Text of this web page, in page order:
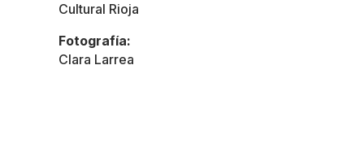
Cultural Rioja
Fotografía:
Clara Larrea